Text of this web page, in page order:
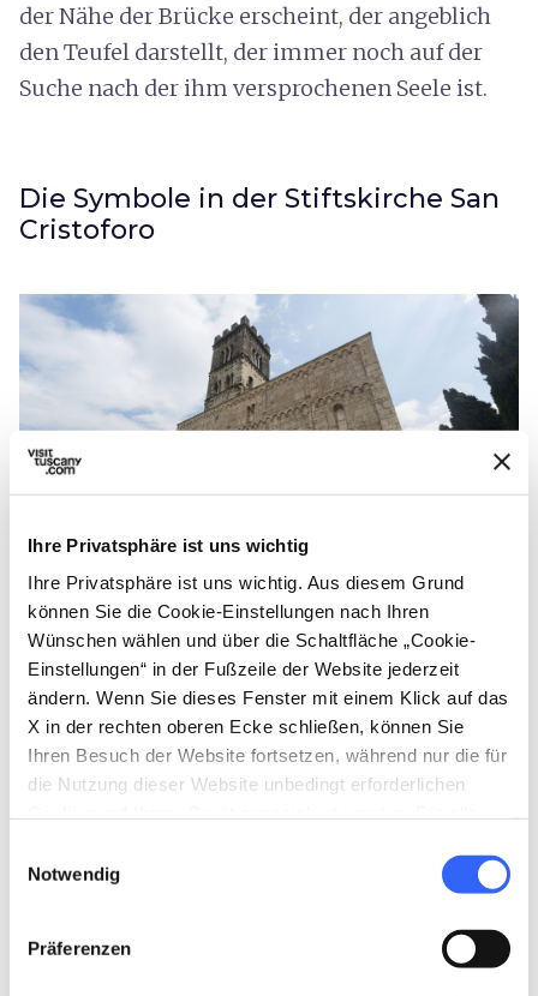
Ihre Privatsphäre ist uns wichtig
Ihre Privatsphäre ist uns wichtig. Aus diesem Grund
können Sie die Cookie-Einstellungen nach Ihren
Wünschen wählen und über die Schaltfläche „Cookie-
Einstellungen“ in der Fußzeile der Website jederzeit
ändern. Wenn Sie dieses Fenster mit einem Klick auf das
X in der rechten oberen Ecke schließen, können Sie
Ihren Besuch der Website fortsetzen, während nur die für
die Nutzung dieser Website unbedingt erforderlichen
Zustimmung.
Notwendig
Präferenzen
der Nähe der Brücke erscheint, der angeblich
den Teufel darstellt, der immer noch auf der
Suche nach der ihm versprochenen Seele ist.
Die Symbole in der Stiftskirche San
Cristoforo
Kathedrale von Barga - Credit: Shutterstock /
Claudio Giovanni Colombo
AuchBarga , eine der schönsten Ortschaften
Italiens und Endpunkt der Etappe Nr. 9, ist von
Mysterienund dunklen Geheimnissen
durchdrungen, die alle mit derStiftskirche
, der Kathedrale der Stadt,
zusammenhängen. Im Türrahmen auf der
rechten Seite des Haupttors befindet sich eine
Gravurmit einer Reihe von lateinischen und